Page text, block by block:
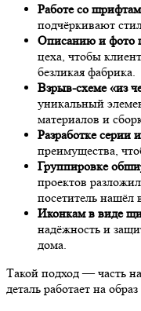
Работе со
подчёркивают
Описанию и фото
цеха, чтобы
безликая фабрика.
Взрыв-схеме «из
уникальный
материалов и
Разработке серии
преимущества,
Группировке
проектов
посетитель
Иконкам в виде
надёжность и
дома.
Такой подход — часть
деталь работает на